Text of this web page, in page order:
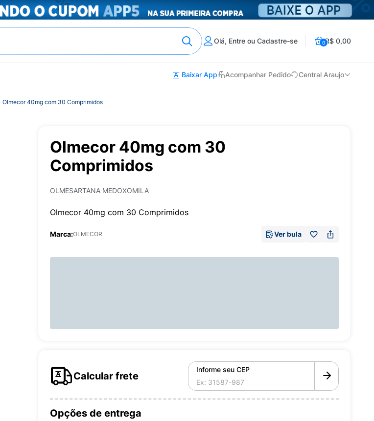
Olá, Entre ou Cadastre-se 0R$ 0,00
Baixar App Acompanhar Pedido Central Araujo
Olmecor 40mg com 30 Comprimidos
Olmecor 40mg com 30
Comprimidos
OLMESARTANA MEDOXOMILA
Olmecor 40mg com 30 Comprimidos
Marca:OLMECOR Ver bula
Calcular frete
Informe seu CEP
Opções de entrega